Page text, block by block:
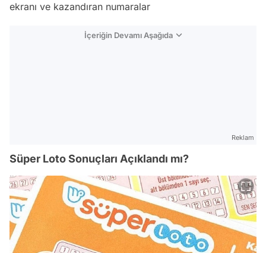
ekranı ve kazandıran numaralar
İçeriğin Devamı Aşağıda
Reklam
Süper Loto Sonuçları Açıklandı mı?